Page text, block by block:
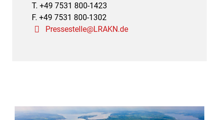
T. +49 7531 800-1423
F. +49 7531 800-1302
Pressestelle@LRAKN.de